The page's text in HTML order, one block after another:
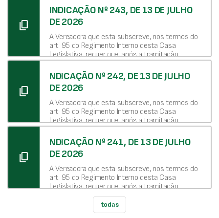
content_copy
INDICAÇÃO Nº 243, DE 13 DE JULHO
DE 2026
A Vereadora que esta subscreve, nos termos do
art. 95 do Regimento Interno desta Casa
Legislativa, requer que, após a tramitação
regimental, seja encaminhada ao Excelentíssimo
Senhor Prefeito como indicação a tomada de
providências, por meio da Secretaria Municipal de
Saúde e do departamento competente, para que
seja realizada a aquisição de um aparelho de
hemogasometria para o laboratório da Fundação
Hospitalar de Saúde Municipal de Ibaiti – FHSMI.
content_copy
NDICAÇÃO Nº 242, DE 13 DE JULHO
DE 2026
A Vereadora que esta subscreve, nos termos do
art. 95 do Regimento Interno desta Casa
Legislativa, requer que, após a tramitação
regimental, seja encaminhada ao Excelentíssimo
Senhor Prefeito Municipal a presente indicação,
para que determine ao departamento
competente a aquisição de equipamentos e
materiais para a prática de Pilates destinados às
atividades da terceira idade desenvolvidas no
Projeto Campinhos.
content_copy
NDICAÇÃO Nº 241, DE 13 DE JULHO
DE 2026
A Vereadora que esta subscreve, nos termos do
art. 95 do Regimento Interno desta Casa
Legislativa, requer que, após a tramitação
regimental, seja encaminhada ao Excelentíssimo
Senhor Prefeito Municipal a presente indicação,
para que determine ao departamento
todas